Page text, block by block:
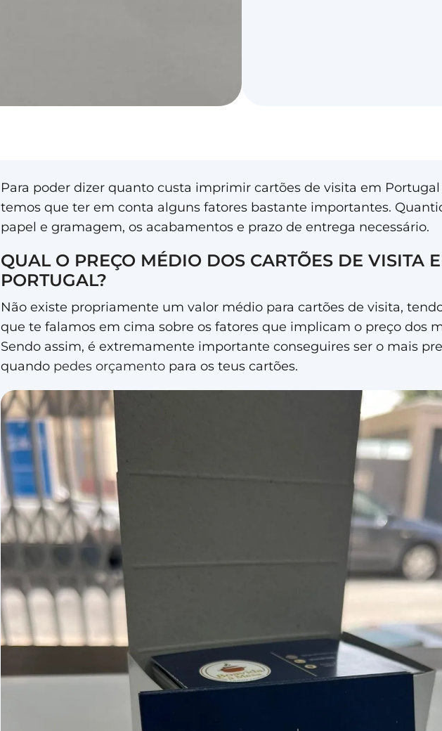
Para poder dizer quanto custa imprimir cartões de visita em Portugal
temos que ter em conta alguns fatores bastante importantes.
papel e gramagem, os acabamentos e prazo de entrega necessário.
QUAL O PREÇO MÉDIO DOS CARTÕES DE VISITA
PORTUGAL?
Não existe propriamente um valor médio para cartões de visita,
que te falamos em cima sobre os fatores que implicam o preço dos
Sendo assim, é extremamente importante conseguires ser o mais
quandopedes orçamentopara os teus cartões.